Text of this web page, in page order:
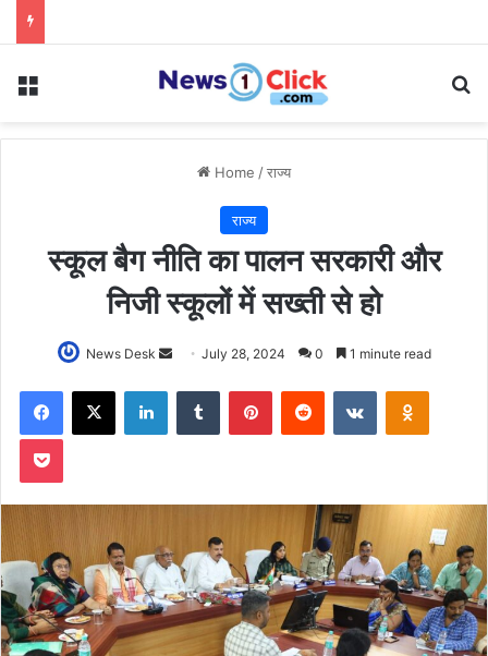
Menu
Home /राज्य
राज्य
स्कूल बैग नीति का पालन सरकारी और
निजी स्कूलों में सख्ती से हो
News Desk
Send
email
July 28, 2024 0 1 minute read
Facebook
X LinkedInTumblr PinterestReddit VKontakte
Pocket